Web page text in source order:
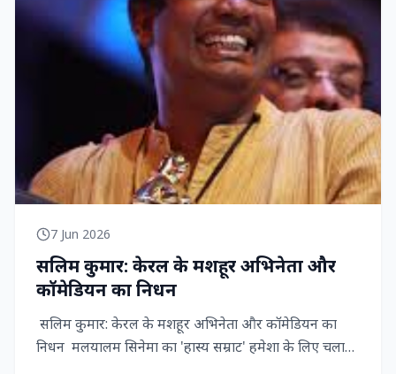
7 Jun 2026
सलिम कुमार: केरल के मशहूर अभिनेता और
कॉमेडियन का निधन
सलिम कुमार: केरल के मशहूर अभिनेता और कॉमेडियन का
निधन मलयालम सिनेमा का 'हास्य सम्राट' हमेशा के लिए चला